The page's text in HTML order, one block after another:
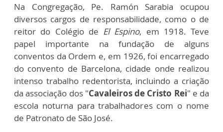
Na Congregação, Pe. Ramón Sarabia ocupou
diversos cargos de responsabilidade, como o de
reitor do Colégio de El Espino, em 1918. Teve
papel importante na fundação de alguns
conventos da Ordem e, em 1926, foi encarregado
do convento de Barcelona, cidade onde realizou
intenso trabalho redentorista, incluindo a criação
da associação dos "Cavaleiros de Cristo Rei" e da
escola noturna para trabalhadores com o nome
de Patronato de São José.